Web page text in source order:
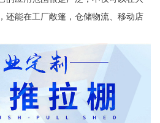
还能在工厂敞篷，仓储物流、移动店